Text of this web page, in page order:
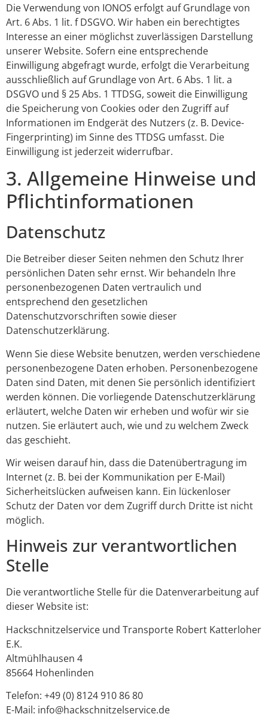
Die Verwendung von IONOS erfolgt auf Grundlage von
Art. 6 Abs. 1 lit. f DSGVO. Wir haben ein berechtigtes
Interesse an einer möglichst zuverlässigen Darstellung
unserer Website. Sofern eine entsprechende
Einwilligung abgefragt wurde, erfolgt die Verarbeitung
ausschließlich auf Grundlage von Art. 6 Abs. 1 lit. a
DSGVO und § 25 Abs. 1 TTDSG, soweit die Einwilligung
die Speicherung von Cookies oder den Zugriff auf
Informationen im Endgerät des Nutzers (z. B. Device-
Fingerprinting) im Sinne des TTDSG umfasst. Die
Einwilligung ist jederzeit widerrufbar.
3. Allgemeine Hinweise und
Pflicht­informationen
Datenschutz
Die Betreiber dieser Seiten nehmen den Schutz Ihrer
persönlichen Daten sehr ernst. Wir behandeln Ihre
personenbezogenen Daten vertraulich und
entsprechend den gesetzlichen
Datenschutzvorschriften sowie dieser
Datenschutzerklärung.
Wenn Sie diese Website benutzen, werden verschiedene
personenbezogene Daten erhoben. Personenbezogene
Daten sind Daten, mit denen Sie persönlich identifiziert
werden können. Die vorliegende Datenschutzerklärung
erläutert, welche Daten wir erheben und wofür wir sie
nutzen. Sie erläutert auch, wie und zu welchem Zweck
das geschieht.
Wir weisen darauf hin, dass die Datenübertragung im
Internet (z. B. bei der Kommunikation per E-Mail)
Sicherheitslücken aufweisen kann. Ein lückenloser
Schutz der Daten vor dem Zugriff durch Dritte ist nicht
möglich.
Hinweis zur verantwortlichen
Stelle
Die verantwortliche Stelle für die Datenverarbeitung auf
dieser Website ist:
Hackschnitzelservice und Transporte Robert Katterloher
E.K.
Altmühlhausen 4
85664 Hohenlinden
Telefon: +49 (0) 8124 910 86 80
E-Mail: info@hackschnitzelservice.de